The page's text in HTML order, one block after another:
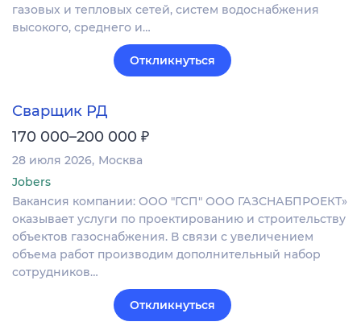
газовых и тепловых сетей, систем водоснабжения
высокого, среднего и…
Откликнуться
Сварщик РД
170 000–200 000 ₽
28 июля 2026 Москва
Jobers
Вакансия компании: ООО "ГСП" ООО ГАЗСНАБПРОЕКТ»
оказывает услуги по проектированию и строительству
объектов газоснабжения. В связи с увеличением
объема работ производим дополнительный набор
сотрудников…
Откликнуться